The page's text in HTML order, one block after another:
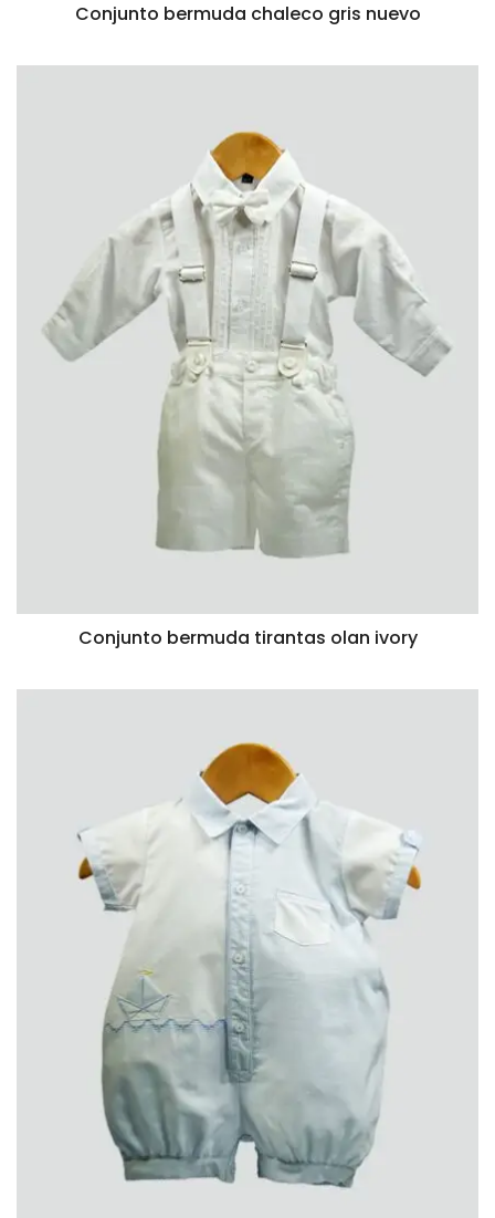
VISTA RÁPIDA
Conjunto bermuda chaleco gris nuevo
VISTA RÁPIDA
Conjunto bermuda tirantas olan ivory